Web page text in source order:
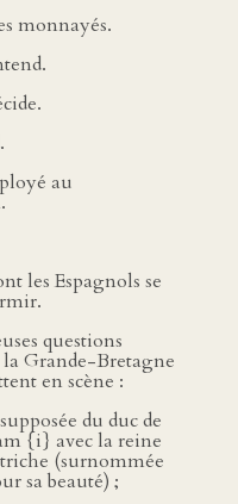
monnayés.
au
les Espagnols se
questions
Grande-Bretagne
en scène :
du duc de
{i} avec la reine
(surnommée
sa beauté) ;